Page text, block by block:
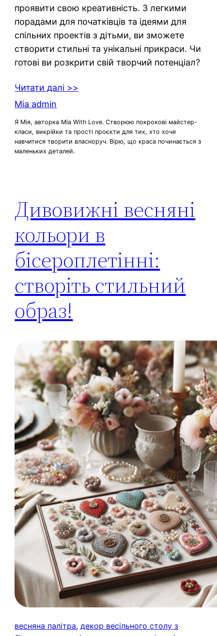
проявити свою креативність. З легкими
порадами для початківців та ідеями для
спільних проектів з дітьми, ви зможете
створити стильні та унікальні прикраси. Чи
готові ви розкрити свій творчий потенціал?
Читати далі >>
Mia admin
Я Мія, авторка Mia With Love. Створюю покрокові майстер-
класи, викрійки та прості проєкти для тих, хто хоче
навчитися творити власноруч. Вірю, що краса починається з
маленьких деталей.
Дивовижні весняні
кольори в
бісероплетінні:
створіть стильний
образ!
весняна палітра, декор весільного столу з